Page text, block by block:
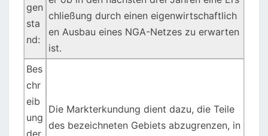
gen
sta
nd:
chließung durch einen eigenwirtschaftlich
en Ausbau eines NGA-Netzes zu erwarten
ist.
Bes
chr
eib
ung
der
Die Markterkundung dient dazu, die Teile
des bezeichneten Gebiets abzugrenzen, in